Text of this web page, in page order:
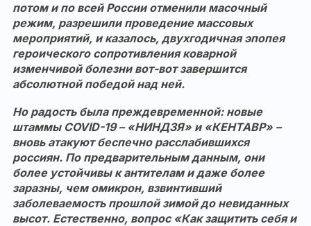
потом и по всей России отменили масочный
режим, разрешили проведение массовых
мероприятий, и казалось, двухгодичная эпопея
героического сопротивления коварной
изменчивой болезни вот-вот завершится
абсолютной победой над ней.
Но радость была преждевременной: новые
штаммы COVID-19 – «НИНДЗЯ» и «КЕНТАВР» –
вновь атакуют беспечно расслабившихся
россиян. По предварительным данным, они
более устойчивы к антителам и даже более
заразны, чем омикрон, взвинтивший
заболеваемость прошлой зимой до невиданных
высот. Естественно, вопрос «Как защитить себя и